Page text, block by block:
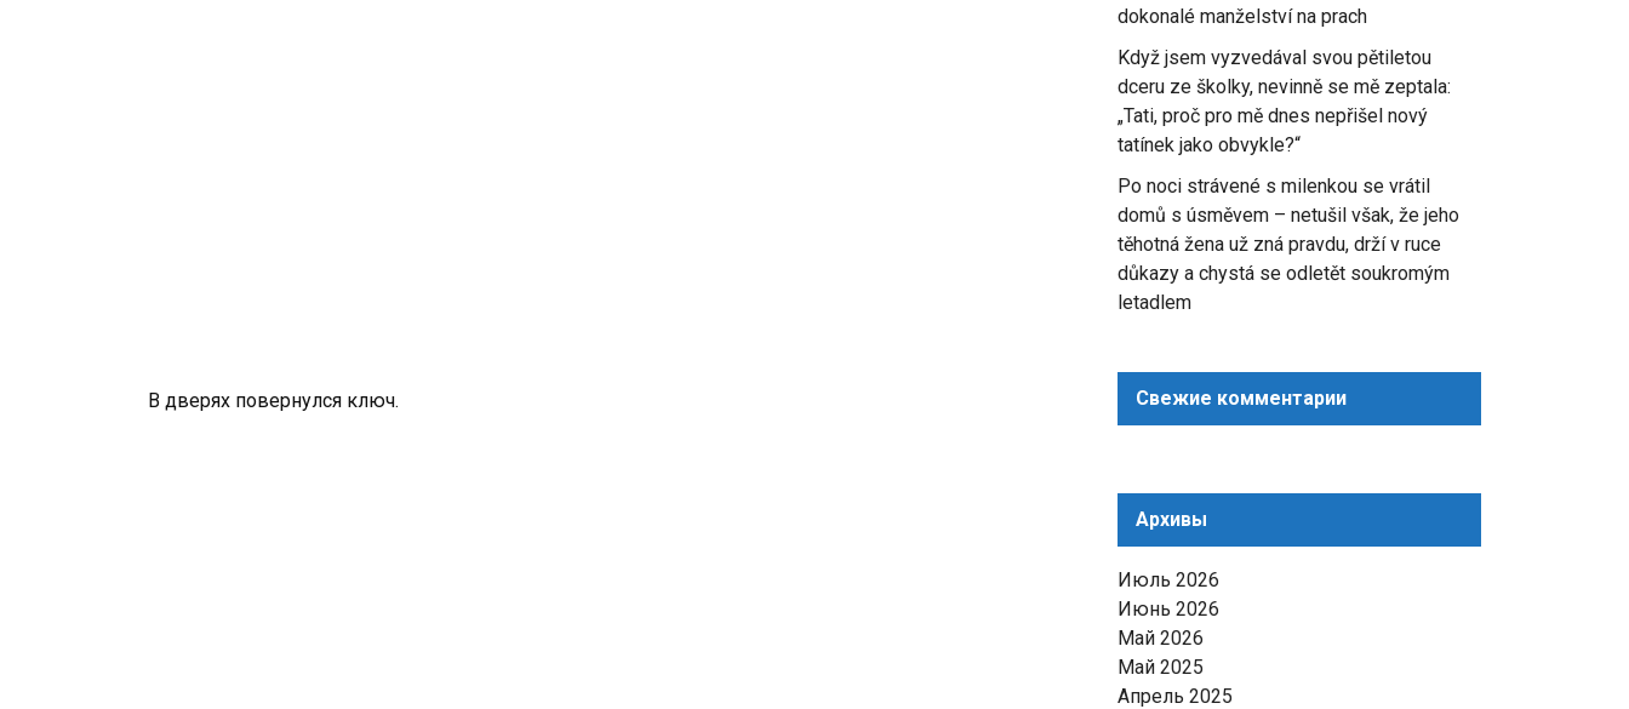
В дверях повернулся ключ.
dokonalé manželství na prach
Když jsem vyzvedával svou pětiletou
dceru ze školky, nevinně se mě zeptala:
„Tati, proč pro mě dnes nepřišel nový
tatínek jako obvykle?“
Po noci strávené s milenkou se vrátil
domů s úsměvem – netušil však, že jeho
těhotná žena už zná pravdu, drží v ruce
důkazy a chystá se odletět soukromým
letadlem
Свежие комментарии
Архивы
Июль 2026
Июнь 2026
Май 2026
Май 2025
Апрель 2025